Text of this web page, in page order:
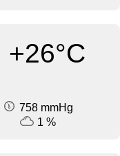
+26°C
758 mmHg
1 %